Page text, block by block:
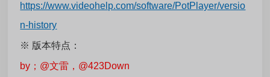
https://www.videohelp.com/software/PotPlayer/versio
n-history
※ 版本特点：
by；@文雷，@423Down